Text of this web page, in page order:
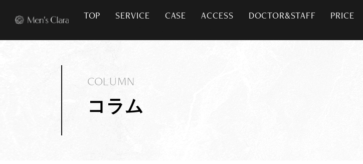
TOP SERVICE CASE ACCESS DOCTOR&STAFF PRICE
コラム
COLUMN